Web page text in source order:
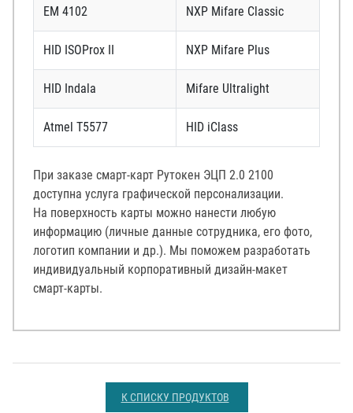
EM 4102 NXP Mifare Classic
HID ISOProx II NXP Mifare Plus
HID Indala Mifare Ultralight
Atmel T5577 HID iClass
При заказе смарт-карт Рутокен ЭЦП 2.0 2100
доступна услуга графической персонализации.
На поверхность карты можно нанести любую
информацию (личные данные сотрудника, его фото,
логотип компании и др.). Мы поможем разработать
индивидуальный корпоративный дизайн-макет
смарт-карты.
К СПИСКУ ПРОДУКТОВ